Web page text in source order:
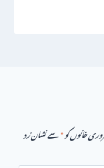
خانوں کو*سے نشان زد